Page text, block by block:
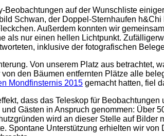
auf der Wunschliste
Schwan, der Doppel-Sternhaufen
Außerdem konnten wir
als nur einen hellen Lichtpunkt.
inklusive der fotografischen Belege:
Von unserem Platz aus
den Bäumen entfernten Plätze alle
Mondfinsternis 2015 gemacht hatten, fiel
dass das Teleskop für
Gästen in Anspruch genommen: Über
wird an dieser Stelle auf Bilder
Spontane Unterstützung erhielten wir